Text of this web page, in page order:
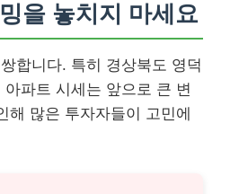
을 놓치지 마세요
합니다. 특히 경상북도 영덕
파트 시세는 앞으로 큰 변
해 많은 투자자들이 고민에